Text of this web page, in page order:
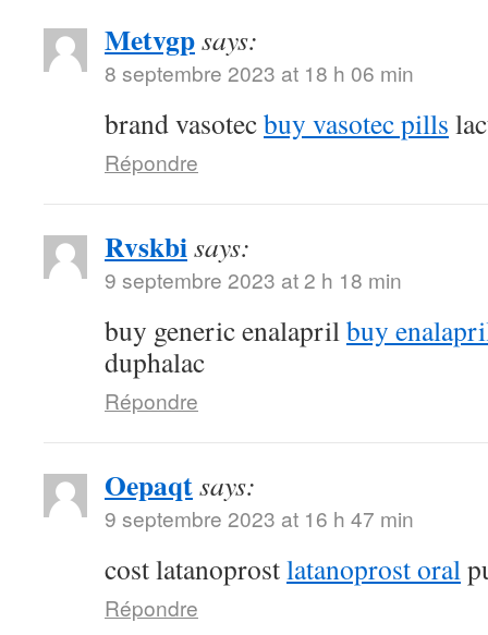
Metvgpsays:
8 septembre 2023 at 18 h 06 min
brand vasotecbuy vasotec pills
Répondre
Rvskbisays:
9 septembre 2023 at 2 h 18 min
buy generic enalapril buy
duphalac
Répondre
Oepaqtsays:
9 septembre 2023 at 16 h 47 min
cost latanoprostlatanoprost oral
Répondre